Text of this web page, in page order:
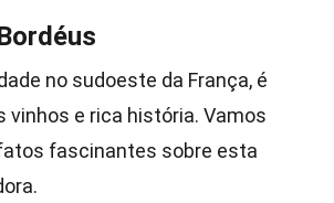
no sudoeste da França, é
vinhos e rica história. Vamos
fascinantes sobre esta